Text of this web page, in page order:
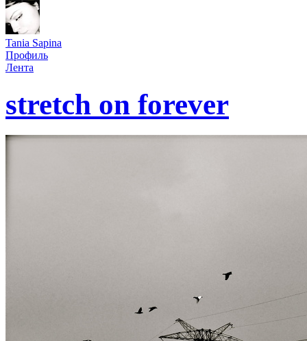
Tania Sapina
Профиль
Лента
stretch on forever